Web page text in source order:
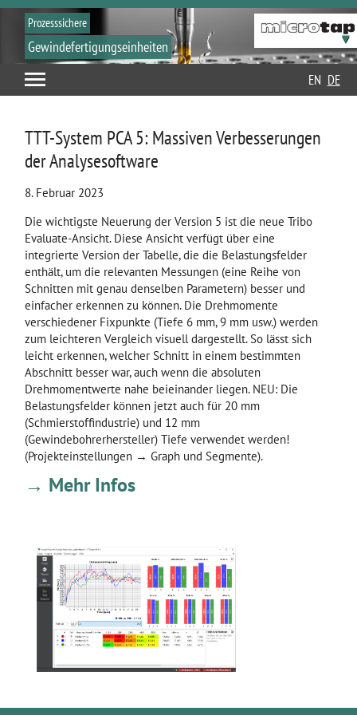
Prozesssichere
Gewindefertigungseinheiten
EN DE
TTT-System PCA 5: Massiven Verbesserungen
der Analysesoftware
8. Februar 2023
Die wichtigste Neuerung der Version 5 ist die neue Tribo
Evaluate-Ansicht. Diese Ansicht verfügt über eine
integrierte Version der Tabelle, die die Belastungsfelder
enthält, um die relevanten Messungen (eine Reihe von
Schnitten mit genau denselben Parametern) besser und
einfacher erkennen zu können. Die Drehmomente
verschiedener Fixpunkte (Tiefe 6 mm, 9 mm usw.) werden
zum leichteren Vergleich visuell dargestellt. So lässt sich
leicht erkennen, welcher Schnitt in einem bestimmten
Abschnitt besser war, auch wenn die absoluten
Drehmomentwerte nahe beieinander liegen. NEU: Die
Belastungsfelder können jetzt auch für 20 mm
(Schmierstoffindustrie) und 12 mm
(Gewindebohrerhersteller) Tiefe verwendet werden!
(Projekteinstellungen → Graph und Segmente).
→ Mehr Infos